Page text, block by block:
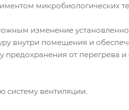
микробиологических
изменение
внутри помещения и
от перегрева и
систему вентиляции.